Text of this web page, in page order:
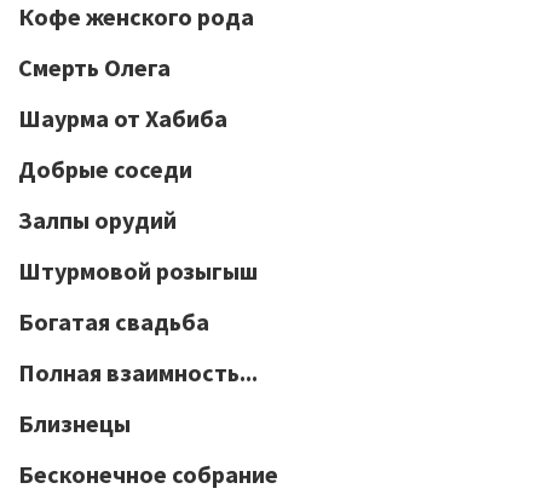
Кофе женского рода
Смерть Олега
Шаурма от Хабиба
Добрые соседи
Залпы орудий
Штурмовой розыгыш
Богатая свадьба
Полная взаимность...
Близнецы
Бесконечное собрание